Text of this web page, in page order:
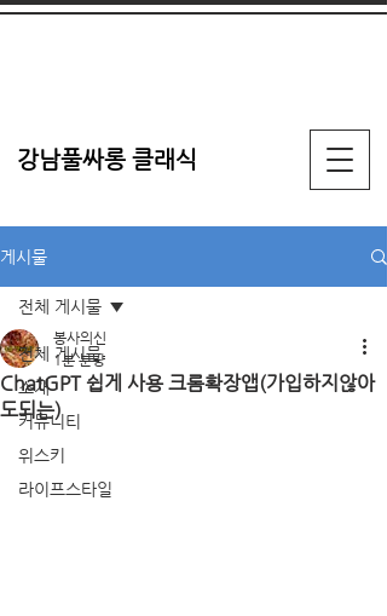
강남풀싸롱 클래식
게시물
전체 게시물
소개
커뮤니티
위스키
라이프스타일
전체 게시물
ChatGPT 쉽게 사용 크롬확장앱(가입하지않아
도되는)
봉사의신
1분 분량